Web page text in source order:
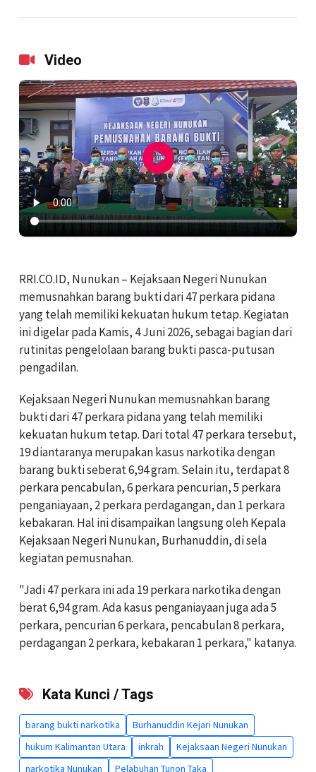
Video
RRI.CO.ID, Nunukan – Kejaksaan Negeri Nunukan
memusnahkan barang bukti dari 47 perkara pidana
yang telah memiliki kekuatan hukum tetap. Kegiatan
ini digelar pada Kamis, 4 Juni 2026, sebagai bagian dari
rutinitas pengelolaan barang bukti pasca-putusan
pengadilan.
Kejaksaan Negeri Nunukan memusnahkan barang
bukti dari 47 perkara pidana yang telah memiliki
kekuatan hukum tetap. Dari total 47 perkara tersebut,
19 diantaranya merupakan kasus narkotika dengan
barang bukti seberat 6,94 gram. Selain itu, terdapat 8
perkara pencabulan, 6 perkara pencurian, 5 perkara
penganiayaan, 2 perkara perdagangan, dan 1 perkara
kebakaran. Hal ini disampaikan langsung oleh Kepala
Kejaksaan Negeri Nunukan, Burhanuddin, di sela
kegiatan pemusnahan.
"Jadi 47 perkara ini ada 19 perkara narkotika dengan
berat 6,94 gram. Ada kasus penganiayaan juga ada 5
perkara, pencurian 6 perkara, pencabulan 8 perkara,
perdagangan 2 perkara, kebakaran 1 perkara," katanya.
Kata Kunci / Tags
barang bukti narkotika
Burhanuddin Kejari Nunukan
hukum Kalimantan Utara
inkrah
Kejaksaan Negeri Nunukan
narkotika Nunukan
Pelabuhan Tunon Taka